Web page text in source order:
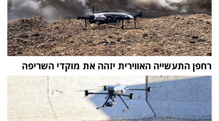
רחפן התעשייה האווירית יזהה את מוקדי השריפה